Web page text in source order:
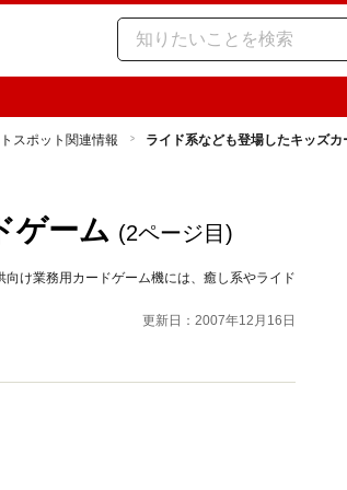
スポット関連情報 ライド系なども登場したキッズカ
ゲーム (2ページ目)
け業務用カードゲーム機には、癒し系やライド
更新日：2007年12月16日